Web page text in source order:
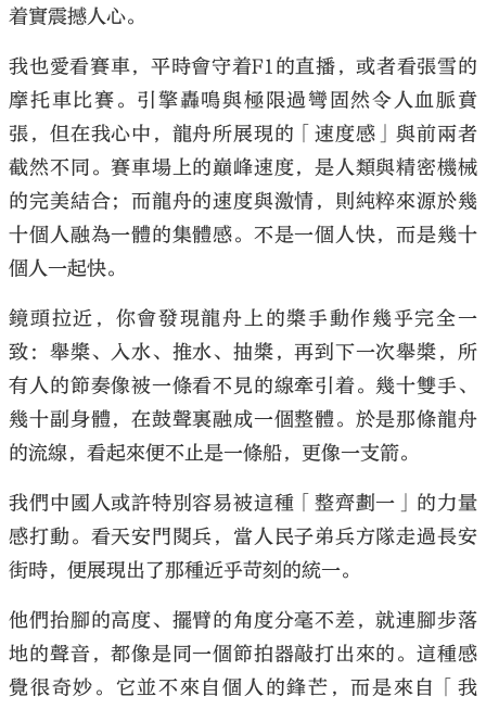
大公文匯
着實震撼人心。
我也愛看賽車，平時會守着F1的直播，或者看張雪的
摩托車比賽。引擎轟鳴與極限過彎固然令人血脈賁
張，但在我心中，龍舟所展現的「速度感」與前兩者
截然不同。賽車場上的巔峰速度，是人類與精密機械
的完美結合；而龍舟的速度與激情，則純粹來源於幾
十個人融為一體的集體感。不是一個人快，而是幾十
個人一起快。
鏡頭拉近，你會發現龍舟上的槳手動作幾乎完全一
致：舉槳、入水、推水、抽槳，再到下一次舉槳，所
有人的節奏像被一條看不見的線牽引着。幾十雙手、
幾十副身體，在鼓聲裏融成一個整體。於是那條龍舟
的流線，看起來便不止是一條船，更像一支箭。
我們中國人或許特別容易被這種「整齊劃一」的力量
感打動。看天安門閱兵，當人民子弟兵方隊走過長安
街時，便展現出了那種近乎苛刻的統一。
他們抬腳的高度、擺臂的角度分毫不差，就連腳步落
地的聲音，都像是同一個節拍器敲打出來的。這種感
覺很奇妙。它並不來自個人的鋒芒，而是來自「我